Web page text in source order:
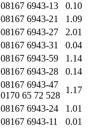
08167 6943-13 0.10
08167 6943-21 1.09
08167 6943-27 2.01
08167 6943-31 0.04
08167 6943-59 1.14
08167 6943-28 0.14
08167 6943-47
0170 65 72 528
1.17
08167 6943-24 1.01
08167 6943-11 0.01